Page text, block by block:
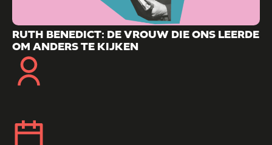
RUTH BENEDICT: DE VROUW DIE ONS LEERDE
OM ANDERS TE KIJKEN